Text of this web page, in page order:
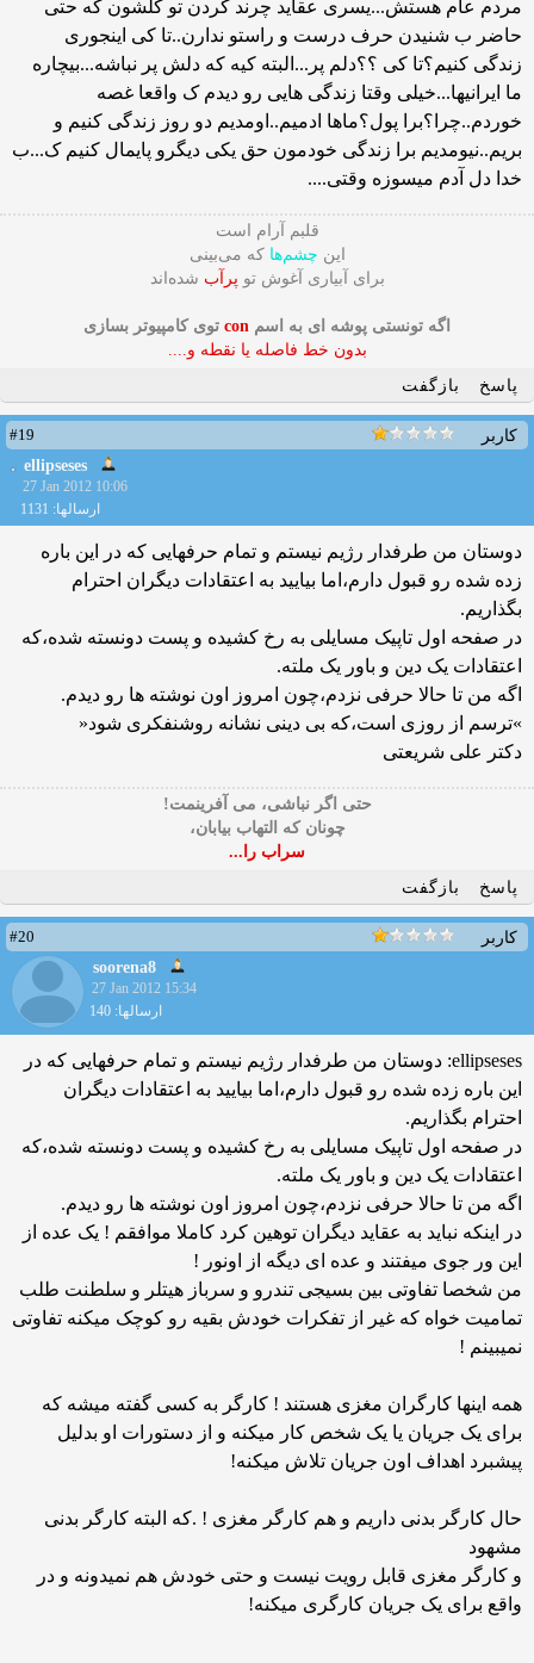
مردم عام هستش...یسری عقاید چرند کردن تو کلشون که حتی
حاضر ب شنیدن حرف درست و راستو ندارن..تا کی اینجوری
زندگی کنیم؟تا کی ؟؟دلم پر...البته کیه که دلش پر نباشه...بیچاره
ما ایرانیها...خیلی وقتا زندگی هایی رو دیدم ک واقعا غصه
خوردم..چرا؟برا پول؟ماها ادمیم..اومدیم دو روز زندگی کنیم و
بریم..نیومدیم برا زندگی خودمون حق یکی دیگرو پایمال کنیم ک...ب
خدا دل آدم میسوزه وقتی....
قلبم آرام است
این چشم‌ها که می‌بینی
برای آبیاری آغوش تو پرآب شده‌اند
اگه تونستی پوشه ای به اسم con توی کامپیوتر بسازی
بدون خط فاصله یا نقطه و....
پاسخ
بازگفت
کاربر
#19
ellipseses
27 Jan 2012 10:06
ارسالها: 1131
دوستان من طرفدار رژیم نیستم و تمام حرفهایی که در این باره
زده شده رو قبول دارم،اما بیایید به اعتقادات دیگران احترام
بگذاریم.
در صفحه اول تاپیک مسایلی به رخ کشیده و پست دونسته شده،که
اعتقادات یک دین و باور یک ملته.
اگه من تا حالا حرفی نزدم،چون امروز اون نوشته ها رو دیدم.
»ترسم از روزی است،که بی دینی نشانه روشنفکری شود«
دکتر علی شریعتی
حتی اگر نباشی، می آفرینمت!
چونان که التهاب بیابان،
سراب را...
پاسخ
بازگفت
کاربر
#20
soorena8
27 Jan 2012 15:34
ارسالها: 140
ellipseses: دوستان من طرفدار رژیم نیستم و تمام حرفهایی که در
این باره زده شده رو قبول دارم،اما بیایید به اعتقادات دیگران
احترام بگذاریم.
در صفحه اول تاپیک مسایلی به رخ کشیده و پست دونسته شده،که
اعتقادات یک دین و باور یک ملته.
اگه من تا حالا حرفی نزدم،چون امروز اون نوشته ها رو دیدم.
در اینکه نباید به عقاید دیگران توهین کرد کاملا موافقم ! یک عده از
این ور جوی میفتند و عده ای دیگه از اونور !
من شخصا تفاوتی بین بسیجی تندرو و سرباز هیتلر و سلطنت طلب
تمامیت خواه که غیر از تفکرات خودش بقیه رو کوچک میکنه تفاوتی
نمیبینم !
همه اینها کارگران مغزی هستند ! کارگر به کسی گفته میشه که
برای یک جریان یا یک شخص کار میکنه و از دستورات او بدلیل
پیشبرد اهداف اون جریان تلاش میکنه!
حال کارگر بدنی داریم و هم کارگر مغزی ! .که البته کارگر بدنی
مشهود
و کارگر مغزی قابل رویت نیست و حتی خودش هم نمیدونه و در
واقع برای یک جریان کارگری میکنه!